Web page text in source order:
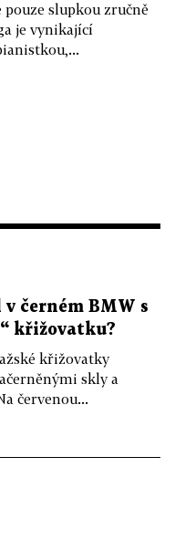
pouze slupkou zručně
je vynikající
v černém BMW s
křižovatku?
křižovatky
skly a
červenou...